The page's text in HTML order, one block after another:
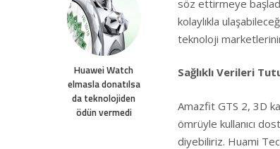
Huawei Watch
elmasla donatılsa
da teknolojiden
ödün vermedi
söz ettirmeye
kolaylıkla
teknoloji
Sağlıklı Verileri
Amazfit GTS 2, 3D
ömrüyle kullanıcı
diyebiliriz. Huami